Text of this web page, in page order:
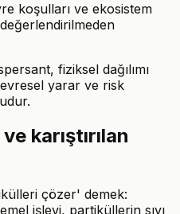
koşulları ve ekosistem
fiziksel dağılımı
yarar ve risk
karıştırılan
çözer' demek:
işlevi, partiküllerin sıvı